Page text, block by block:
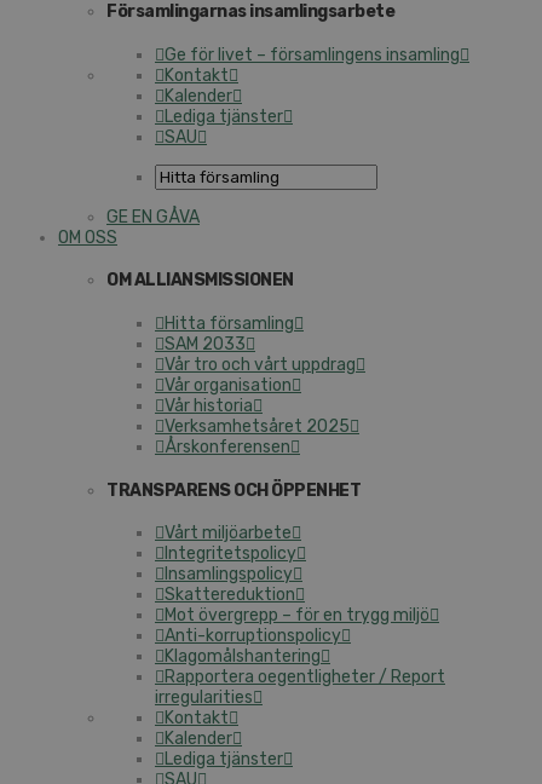
Församlingarnas insamlingsarbete
Ge för livet – församlingens insamling
Kontakt
Kalender
Lediga tjänster
SAU
GE EN GÅVA
OM OSS
OM ALLIANSMISSIONEN
Hitta församling
SAM 2033
Vår tro och vårt uppdrag
Vår organisation
Vår historia
Verksamhetsåret 2025
Årskonferensen
TRANSPARENS OCH ÖPPENHET
Vårt miljöarbete
Integritetspolicy
Insamlingspolicy
Skattereduktion
Mot övergrepp – för en trygg miljö
Anti-korruptionspolicy
Klagomålshantering
Rapportera oegentligheter / Report
irregularities
Kontakt
Kalender
Lediga tjänster